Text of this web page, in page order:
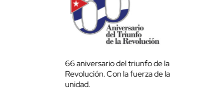
66 aniversario del triunfo de la
Revolución. Con la fuerza de la
unidad.